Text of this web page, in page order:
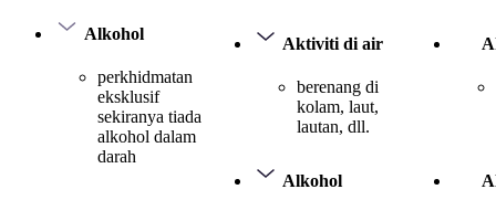
Alkohol
perkhidmatan
eksklusif
sekiranya tiada
alkohol dalam
darah
Aktiviti di air
berenang di
kolam, laut,
lautan, dll.
Alkohol